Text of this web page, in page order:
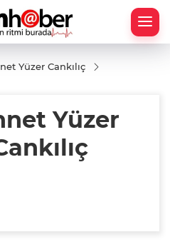
Yüzer Cankılıç
Yüzer